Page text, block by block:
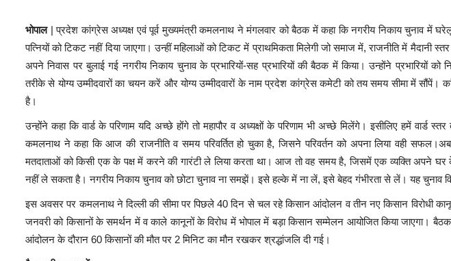
भोपाल | प्रदेश कांग्रेस अध्यक्ष एवं पूर्व मुख्यमंत्री कमलनाथ ने मंगलवार को बैठक में कहा कि नगरीय निकाय चुनाव में
पत्नियों को टिकट नहीं दिया जाएगा। उन्हीं महिलाओं को टिकट में प्राथमिकता मिलेगी जो समाज में, राजनीति में मैदानी
अपने निवास पर बुलाई गई नगरीय निकाय चुनाव के प्रभारियों-सह प्रभारियों की बैठक में किया। उन्होंने प्रभारियों को
तरीके से योग्य उम्मीदवारों का चयन करें और योग्य उम्मीदवारों के नाम प्रदेश कांग्रेस कमेटी को तय समय सीमा में सौंपें।
है।
उन्होंने कहा कि वार्ड के परिणाम यदि अच्छे होंगे तो महापौर व अध्यक्षों के परिणाम भी अच्छे मिलेंगे। इसीलिए हमें वार्ड
कमलनाथ ने कहा कि आज की राजनीति व समय परिवर्तित हो चुका है, जिसने परिवर्तन को अपना लिया वही
मतदाताओं को किसी एक के पक्ष में करने की गारंटी ले लिया करता था। आज तो वह समय है, जिसमें एक व्यक्ति अपने
नहीं ले सकता है। नगरीय निकाय चुनाव को छोटा चुनाव ना समझें। इसे हल्के में ना लें, इसे बेहद गंभीरता से लें। यह चुनाव
इस अवसर पर कमलनाथ ने दिल्ली की सीमा पर पिछले 40 दिन से चल रहे किसान आंदोलन व तीन नए किसान विरोधी
जनवरी को किसानों के समर्थन में व काले कानूनों के विरोध में भोपाल में बड़ा किसान सम्मेलन आयोजित किया जाएगा। बैठक
आंदोलन के दौरान 60 किसानों की मौत पर 2 मिनिट का मौन रखकर श्रद्धांजलि दी गई।